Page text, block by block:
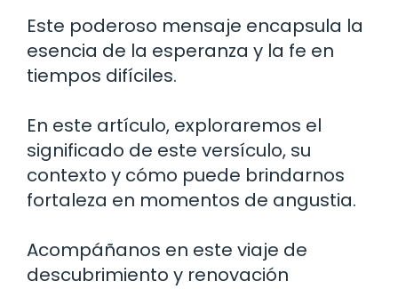
Este poderoso mensaje encapsula la
esencia de la esperanza y la fe en
tiempos difíciles.
En este artículo, exploraremos el
significado de este versículo, su
contexto y cómo puede brindarnos
fortaleza en momentos de angustia.
Acompáñanos en este viaje de
descubrimiento y renovación